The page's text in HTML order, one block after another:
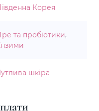
Корея
та пробіотики,
шкіра